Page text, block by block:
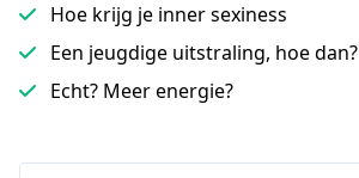
Hoe krijg je inner sexiness
Een jeugdige uitstraling, hoe dan?
Echt? Meer energie?